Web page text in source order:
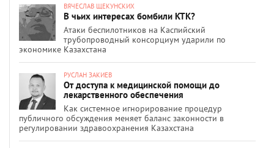
ВЯЧЕСЛАВ ЩЕКУНСКИХ
В чьих интересах бомбили КТК?
Атаки беспилотников на Каспийский
трубопроводный консорциум ударили по
экономике Казахстана
РУСЛАН ЗАКИЕВ
От доступа к медицинской помощи до
лекарственного обеспечения
Как системное игнорирование процедур
публичного обсуждения меняет баланс законности в
регулировании здравоохранения Казахстана